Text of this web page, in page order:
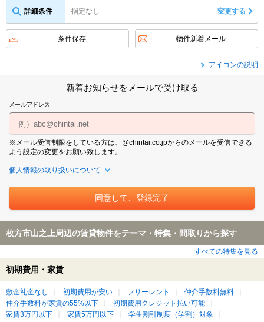
詳細条件 指定なし 変更する
条件保存 物件新着メール
アイコンの説明
新着お知らせをメールで受け取る
メールアドレス
※メール受信制限をしている方は、@chintai.co.jpからのメールを受信できる
よう設定の変更をお願い致します。
個人情報の取り扱いについて
枚方市山之上周辺の賃貸物件をテーマ・特集・間取りから探す
すべての特集を見る
初期費用・家賃
敷金礼金なし 初期費用が安い フリーレント
仲介手数料無料
仲介手数料が家賃の55%以下
初期費用クレジット払い可能
家賃3万円以下
家賃5万円以下 学生割引制度（学割）対象